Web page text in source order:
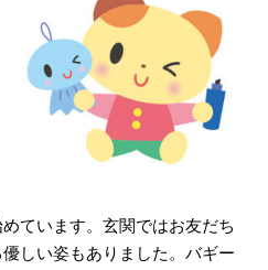
ています。玄関ではお友だち
しい姿もありました。バギー